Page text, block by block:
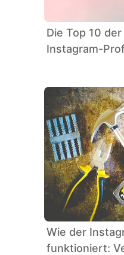
Die Top 10
Instagram-
Wie der
funktioniert: